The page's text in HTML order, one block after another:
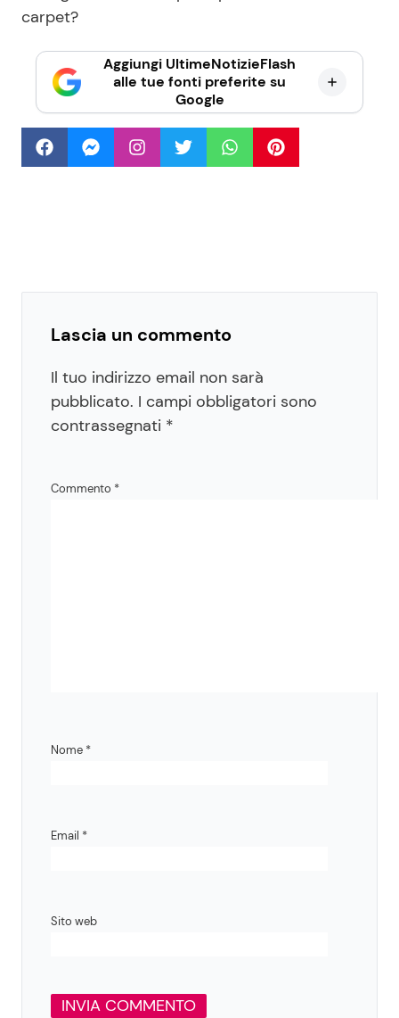
carpet?
Aggiungi UltimeNotizieFlash
alle tue fonti preferite su
Google
Lascia un commento
Il tuo indirizzo email non sarà
pubblicato. I campi obbligatori sono
contrassegnati *
Commento *
Nome *
Email *
Sito web